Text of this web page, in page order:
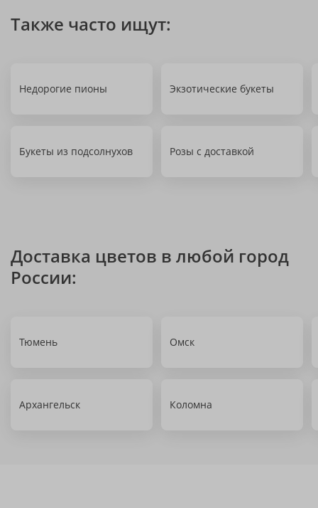
Также часто ищут:
Недорогие пионы Экзотические букеты
Букеты из подсолнухов Розы с доставкой
Доставка цветов в любой город
России:
Тюмень Омск
Архангельск Коломна